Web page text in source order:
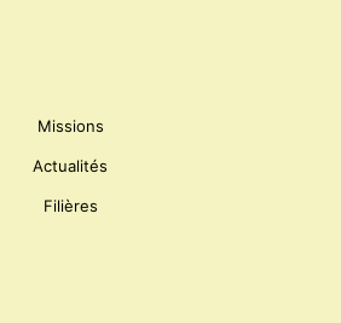
Missions
Actualités
Filières